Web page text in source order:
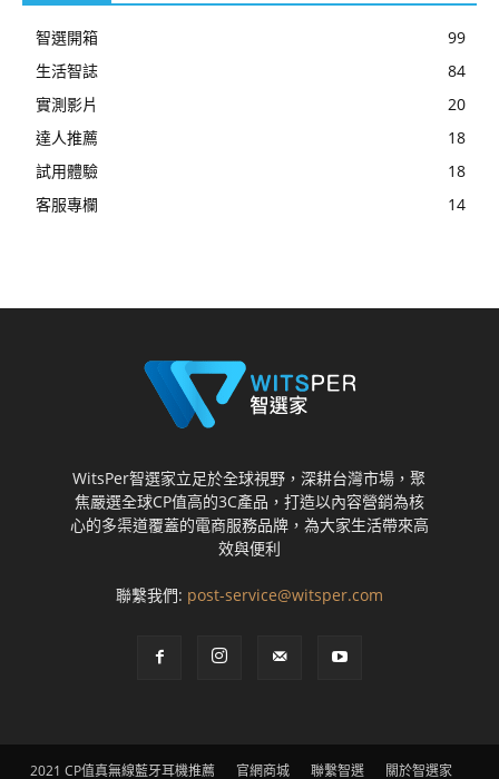
智選開箱
99
生活智誌
84
實測影片
20
達人推薦
18
試用體驗
18
客服專欄
14
WitsPer智選家立足於全球視野，深耕台灣市場，聚
焦嚴選全球CP值高的3C產品，打造以內容營銷為核
心的多渠道覆蓋的電商服務品牌，為大家生活帶來高
效與便利
聯繫我們: post-service@witsper.com
2021 CP值真無線藍牙耳機推薦 官網商城 聯繫智選 關於智選家